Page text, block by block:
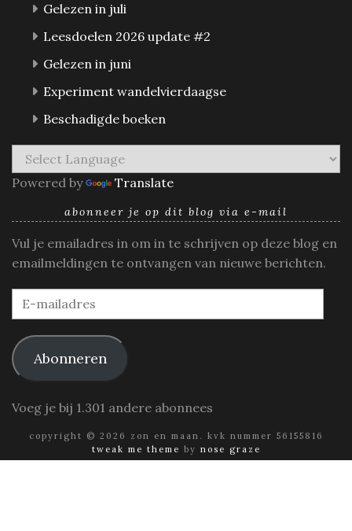
Gelezen in juli
Leesdoelen 2026 update #2
Gelezen in juni
Experiment wandelvierdaagse
Beschadigde boeken
Powered by Translate
abonneer je op dit blog via e-mail
Vul je emailadres in om in te schrijven op deze blog en
emailmeldingen te ontvangen van nieuwe berichten.
E-
mailadres
Abonneren
Voeg je bij 1.301 andere abonnees
copyright © 2026 zon en maan. kvk nummer 56155816
tweak me theme by nose graze